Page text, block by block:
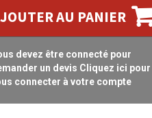
AU PANIER
devez être connecté pour
un devis Cliquez ici pour
connecter à votre compte